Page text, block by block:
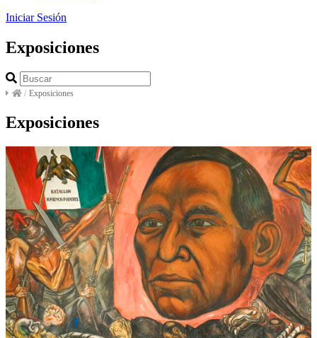
Iniciar Sesión
Exposiciones
/ Exposiciones
Exposiciones